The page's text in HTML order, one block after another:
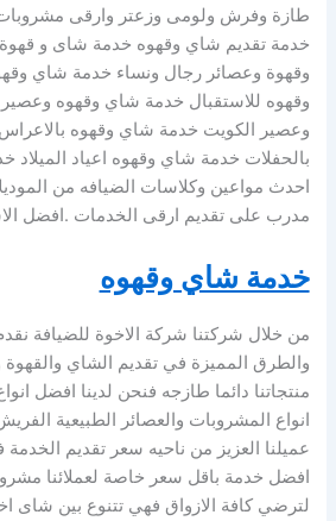
طازة وفرش ولومى وزعتر وارقى مشروبات
خدمة تقديم شاي وقهوه خدمة شاى و
وقهوة وعصائر رجال ونساء خدمة شاي
وقهوه للاستقبال خدمة شاي وقهوه
وعصير الكويت خدمة شاي وقهوه
بالحفلات خدمة شاي وقهوه اعياد الميلاد
احدث مواعين وكلاسات الضيافه من
مدرب على تقديم ارقى الخدمات .افضل
خدمة شاي وقهوه
من خلال شركتنا شركة الاخوة للضيافة
والطرق المميزة في تقديم الشاي والقهوة
منتجاتنا دائما طازجه فنحن لدينا افضل
انواع المشروبات والعصائر الطبيعية
عميلنا العزيز من ناحيه سعر تقديم الخدمة
افضل خدمة باقل سعر خاصة لعملائنا
لترضي كافة الازواق فهي تتنوع بين شاى